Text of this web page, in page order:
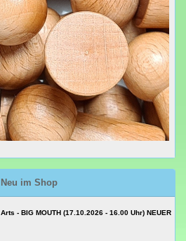
Neu im Shop
- BIG MOUTH (17.10.2026 - 16.00 Uhr) NEUER